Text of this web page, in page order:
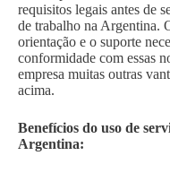
requisitos legais antes de
de trabalho na Argentina.
orientação e o suporte
conformidade com essas
empresa muitas outras
acima.
Benefícios do uso de
Argentina: